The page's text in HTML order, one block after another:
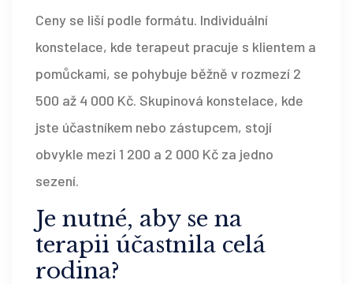
Ceny se liší podle formátu. Individuální
konstelace, kde terapeut pracuje s klientem a
pomůckami, se pohybuje běžně v rozmezí 2
500 až 4 000 Kč. Skupinová konstelace, kde
jste účastníkem nebo zástupcem, stojí
obvykle mezi 1 200 a 2 000 Kč za jedno
sezení.
Je nutné, aby se na
terapii účastnila celá
rodina?